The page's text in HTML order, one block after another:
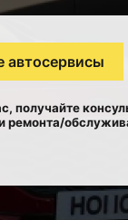
автосервисы
получайте
ремонта/